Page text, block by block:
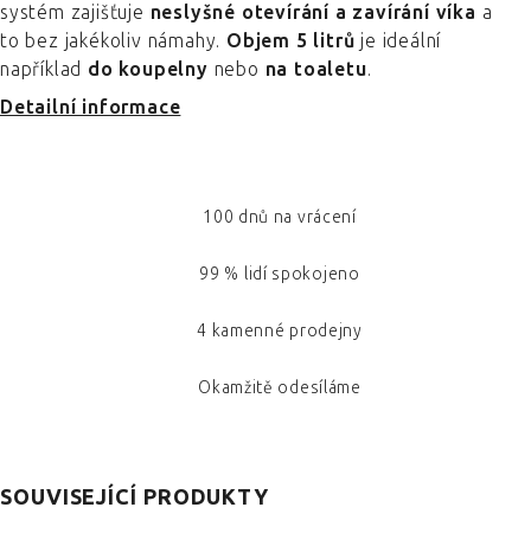
systém zajišťuje neslyšné otevírání a zavírání víka a
to bez jakékoliv námahy. Objem 5 litrů je ideální
například do koupelny nebo na toaletu.
Detailní informace
100 dnů na vrácení
99 % lidí spokojeno
4 kamenné prodejny
Okamžitě odesíláme
SOUVISEJÍCÍ PRODUKTY